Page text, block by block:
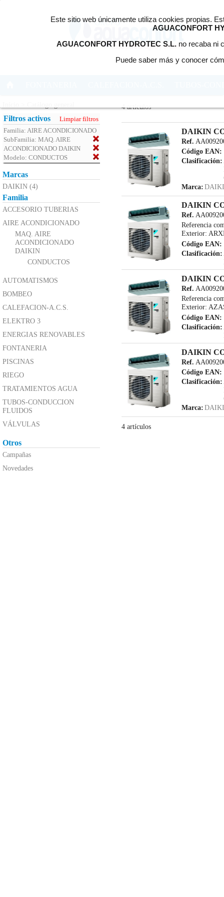
Filtros activos
Limpiar filtros
Familia: AIRE ACONDICIONADO
SubFamilia: MAQ. AIRE
ACONDICIONADO DAIKIN
Modelo: CONDUCTOS
Marcas
DAIKIN (4)
Familia
ACCESORIO TUBERIAS
AIRE ACONDICIONADO
MAQ. AIRE
ACONDICIONADO
DAIKIN
CONDUCTOS
AUTOMATISMOS
BOMBEO
CALEFACION-A.C.S.
ELEKTRO 3
ENERGIAS RENOVABLES
FONTANERIA
PISCINAS
RIEGO
TRATAMIENTOS AGUA
TUBOS-CONDUCCION
FLUIDOS
VÁLVULAS
Otros
Campañas
Novedades
4 artículos
DAIKIN
Ref.
Código EAN:
Clasificación:
Marca:
DAIKIN
Ref.
Referencia
Exterior:
Código EAN:
Clasificación:
Marca:
DAIKIN
Ref.
Referencia
Exterior:
Código EAN:
Clasificación:
Marca:
DAIKIN
Ref.
Código EAN:
Clasificación:
Marca:
4 artículos
Este sitio web únicamente utiliza cookies propias.
AGUACONFORT
AGUACONFORT HYDROTEC S.L.no recaba ni
Puede saber más y conocer